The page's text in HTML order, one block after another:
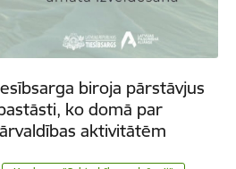
biroja pārstāvjus
ko domā par
aktivitātēm